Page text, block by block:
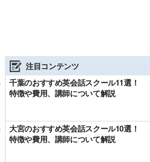
注目コンテンツ
千葉のおすすめ英会話スクール11選！
特徴や費用、講師について解説
大宮のおすすめ英会話スクール10選！
特徴や費用、講師について解説